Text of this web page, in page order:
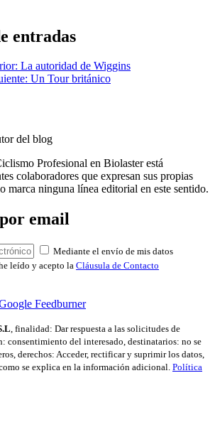
entradas
La autoridad de Wiggins
Un Tour británico
Profesional en Biolaster está
colaboradores que expresan sus propias
marca ninguna línea editorial en este sentido.
email
Mediante el envío de mis datos
leído y acepto la Cláusula de Contacto
Feedburner
, finalidad: Dar respuesta a las solicitudes de
consentimiento del interesado, destinatarios: no se
derechos: Acceder, rectificar y suprimir los datos,
se explica en la información adicional. Política